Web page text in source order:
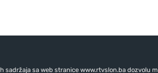
sadržaja sa web stranice www.rtvslon.ba dozvolu